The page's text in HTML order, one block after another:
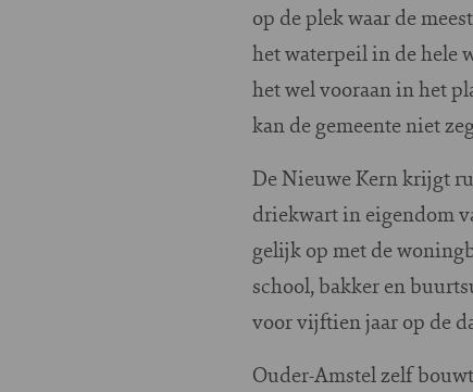
op de plek waar de
het waterpeil in de hele
het wel vooraan in het
kan de gemeente niet
De Nieuwe Kern krijgt
driekwart in eigendom
gelijk op met de
school, bakker en
voor vijftien jaar op de
Ouder-Amstel zelf